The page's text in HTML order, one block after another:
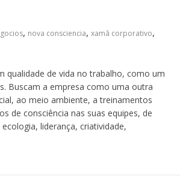
, nova consciencia, xamã corporativo,
qualidade de vida no trabalho, como um
Buscam a empresa como uma outra
ao meio ambiente, a treinamentos
de consciência nas suas equipes, de
liderança, criatividade,